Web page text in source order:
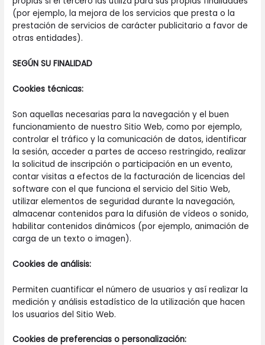
(por ejemplo, la mejora de los servicios que presta o la
prestación de servicios de carácter publicitario a favor de
otras entidades).
SEGÚN SU FINALIDAD
Cookies técnicas:
Son aquellas necesarias para la navegación y el buen
funcionamiento de nuestro Sitio Web, como por ejemplo,
controlar el tráfico y la comunicación de datos, identificar
la sesión, acceder a partes de acceso restringido, realizar
la solicitud de inscripción o participación en un evento,
contar visitas a efectos de la facturación de licencias del
software con el que funciona el servicio del Sitio Web,
utilizar elementos de seguridad durante la navegación,
almacenar contenidos para la difusión de vídeos o sonido,
habilitar contenidos dinámicos (por ejemplo, animación de
carga de un texto o imagen).
Cookies de análisis:
Permiten cuantificar el número de usuarios y así realizar la
medición y análisis estadístico de la utilización que hacen
los usuarios del Sitio Web.
Cookies de preferencias o personalización: